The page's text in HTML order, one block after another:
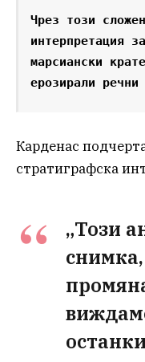
Чрез този
интерпретация
марсиански
ерозирали речни
Карденас
стратиграфска
„Този